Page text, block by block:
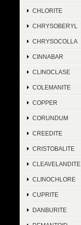
CHLORITE
CHRYSOBERYL
CHRYSOCOLLA
CINNABAR
CLINOCLASE
COLEMANITE
COPPER
CORUNDUM
CREEDITE
CRISTOBALITE
CLEAVELANDITE
CLINOCHLORE
CUPRITE
DANBURITE